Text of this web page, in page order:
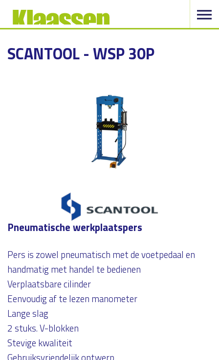
SCANTOOL - WSP 30P
Pneumatische werkplaatspers
Pers is zowel pneumatisch met de voetpedaal en
handmatig met handel te bedienen
Verplaatsbare cilinder
Eenvoudig af te lezen manometer
Lange slag
2 stuks. V-blokken
Stevige kwaliteit